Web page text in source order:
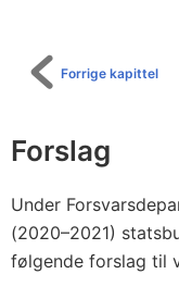
Forrige kapittel
Forslag
Under
(2020–2021)
følgende forslag til